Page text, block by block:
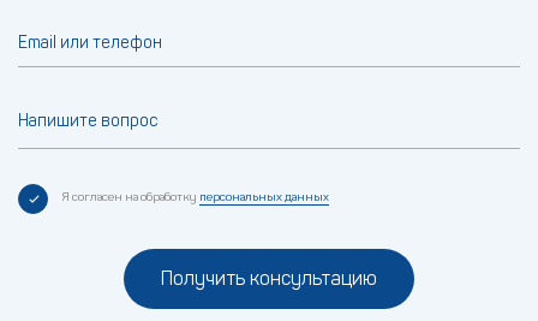
Email или телефон
Напишите вопрос
Я согласен на обработку персональных данных
Получить консультацию